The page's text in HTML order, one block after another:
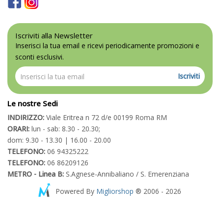
Iscriviti alla Newsletter
Inserisci la tua email e ricevi periodicamente promozioni e
sconti esclusivi.
Iscriviti
Le nostre Sedi
INDIRIZZO: Viale Eritrea n 72 d/e 00199 Roma RM
ORARI: lun - sab: 8.30 - 20.30;
dom: 9.30 - 13.30 | 16.00 - 20.00
TELEFONO: 06 94325222
TELEFONO: 06 86209126
METRO - Linea B: S.Agnese-Annibaliano / S. Emerenziana
Powered By Migliorshop ® 2006 - 2026